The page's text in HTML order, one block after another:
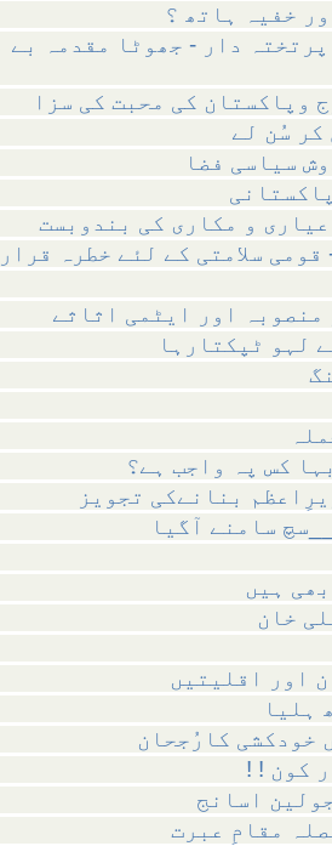
خفیہ ہاتھ ؟
دار - جھوٹا مقدمہ بے
وپاکستان کی محبت کی سزا
کر سُن لے
سیاسی فضا
و مکاری کی بندوبست
سلامتی کے لئے خطرہ قرار
لہو ٹپکتارہا
کس پہ واجب ہے؟
بنانےکی تجویز
سامنے آگیا
ہیں
خان
اور اقلیتیں
ہلیا
خودکشی کارُجحان
اسانج
مقامِ عبرت